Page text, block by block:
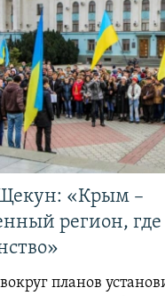
«Крым –
регион,
планов